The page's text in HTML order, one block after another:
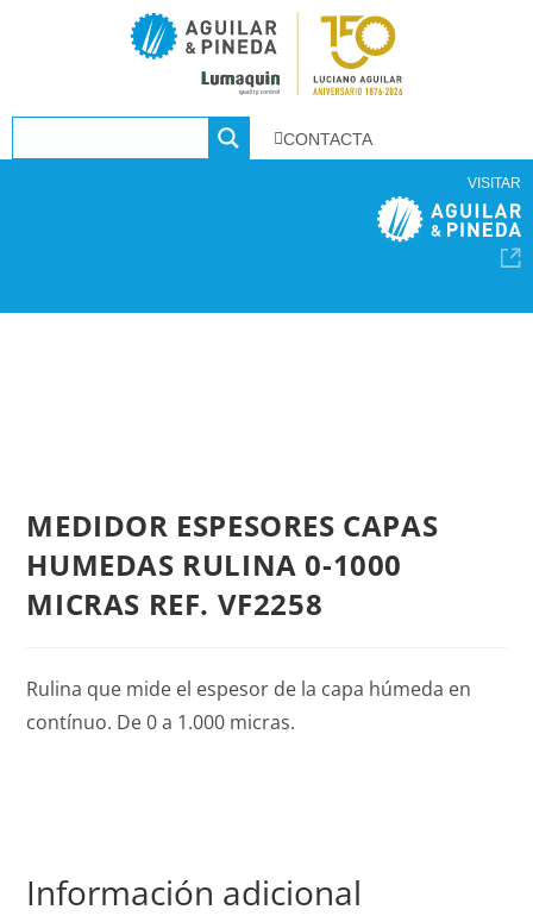
CONTACTA
VISITAR
MEDIDOR ESPESORES CAPAS
HUMEDAS RULINA 0-1000
MICRAS REF. VF2258
Rulina que mide el espesor de la capa húmeda en
contínuo. De 0 a 1.000 micras.
Información adicional